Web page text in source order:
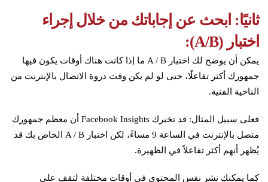
ثانيًا: ابحث عن إجاباتك من خلال إجراء
اختبار (A/B):
يمكن أن يوضح لك اختبار A / B ما إذا كانت هناك أوقات يكون فيها
جمهورك أكثر تفاعلًا، حتى لو لم يكن وقت ذروة الاتصال بالإنترنت من
الناحية الفنية.
فعلى سبيل المثال: قد تخبرك Facebook Insights أن معظم جمهورك
متصل بالإنترنت في الساعة 9 مساءً، لكن اختبار A / B الخاص بك قد
يُظهر أنهم أكثر تفاعلاً في الظهيرة.
كما يمكنك نشر نفس المحتوى في أوقات مختلفة لتقف على